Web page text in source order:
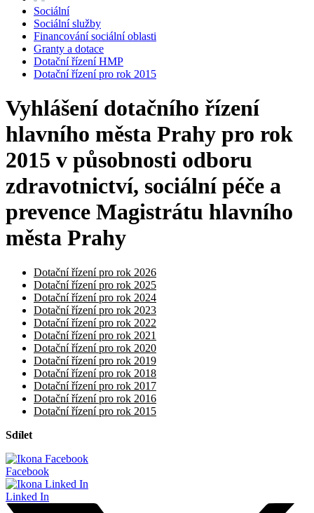
Sociální
Sociální služby
Financování sociální oblasti
Granty a dotace
Dotační řízení HMP
Dotační řízení pro rok 2015
Vyhlášení dotačního řízení
hlavního města Prahy pro rok
2015 v působnosti odboru
zdravotnictví, sociální péče a
prevence Magistrátu hlavního
města Prahy
Dotační řízení pro rok 2026
Dotační řízení pro rok 2025
Dotační řízení pro rok 2024
Dotační řízení pro rok 2023
Dotační řízení pro rok 2022
Dotační řízení pro rok 2021
Dotační řízení pro rok 2020
Dotační řízení pro rok 2019
Dotační řízení pro rok 2018
Dotační řízení pro rok 2017
Dotační řízení pro rok 2016
Dotační řízení pro rok 2015
Sdílet
Facebook
Linked In